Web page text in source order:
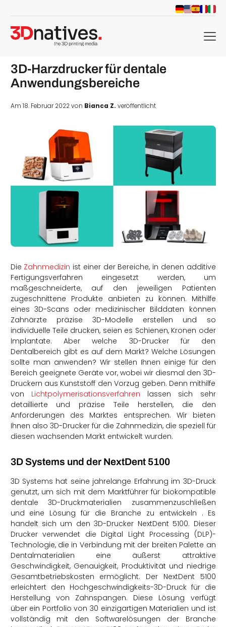
menu
3D-Harzdrucker für dentale
Anwendungsbereiche
Am 18. Februar 2022 von Bianca Z. veröffentlicht
Die Zahnmedizin ist einer der Bereiche, in denen additive
Fertigungsverfahren eingesetzt werden, um
maßgeschneiderte, auf den jeweiligen Patienten
zugeschnittene Produkte anbieten zu können. Mithilfe
eines 3D-Scans oder medizinischer Bilddaten können
Zahnärzte präzise 3D-Modelle erstellen und so
individuelle Teile drucken, seien es Schienen, Kronen oder
Implantate. Aber welche 3D-Drucker für den
Dentalbereich gibt es auf dem Markt? Welche Lösungen
sollte man anwenden? Wir stellen Ihnen einige für den
Bereich geeignete Geräte vor, wobei wir diesmal den 3D-
Druckern aus Kunststoff den Vorzug geben. Denn mithilfe
von Lichtpolymerisationsverfahren lassen sich sehr
detaillierte und präzise Teile herstellen, die den
Anforderungen des Marktes entsprechen. Wir bieten
Ihnen also 3D-Drucker für die Zahnmedizin, die speziell für
diesen wachsenden Markt entwickelt wurden.
3D Systems und der NextDent 5100
3D Systems hat seine jahrelange Erfahrung im 3D-Druck
genutzt, um sich mit dem Marktführer für biokompatible
dentale 3D-Druckmaterialien zusammenzuschließen
und eine Lösung für die Branche zu entwickeln . Es
handelt sich um den 3D-Drucker NextDent 5100. Dieser
Drucker verwendet die Digital Light Processing (DLP)-
Technologie, die in Verbindung mit der breiten Palette an
Dentalmaterialien eine äußerst attraktive
Geschwindigkeit, Genauigkeit, Produktivität und niedrige
Gesamtbetriebskosten ermöglicht. Der NextDent 5100
erleichtert den Hochgeschwindigkeits-3D-Druck für die
Herstellung von Zahnspangen. Diese Lösung verfügt
über ein Portfolio von 30 einzigartigen Materialien und ist
vollständig mit den Softwarelösungen der Branche